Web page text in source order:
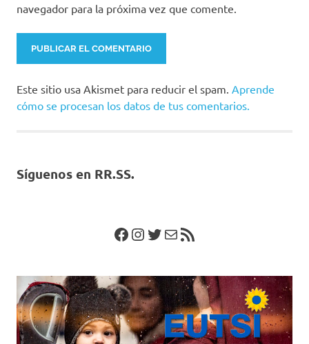
navegador para la próxima vez que comente.
Este sitio usa Akismet para reducir el spam. Aprende
cómo se procesan los datos de tus comentarios.
Síguenos en RR.SS.
Facebook
Instagram
Twitter
Correo electrónico
Feed RSS